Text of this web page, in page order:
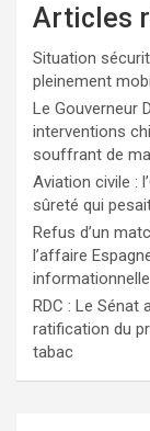
Articles
Situation
pleinement
Le Gouverneur
interventions
souffrant de
Aviation civile :
sûreté qui
Refus d’un
l’affaire
informationnelle
RDC : Le Sénat
ratification du
tabac